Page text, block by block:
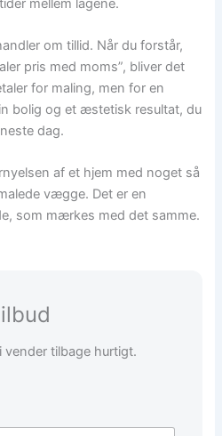
mellem lagene.
om tillid. Når du forstår,
pris med moms”, bliver det
for maling, men for en
bolig og et æstetisk resultat, du
dag.
af et hjem med noget så
vægge. Det er en
som mærkes med det samme.
vender tilbage hurtigt.